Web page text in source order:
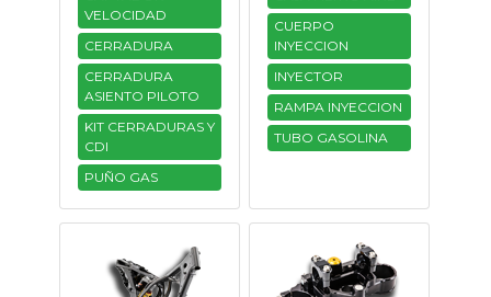
Tasaciones
Formulario
Empresa
Contacto
VELOCIDAD
CERRADURA
CERRADURA
ASIENTO PILOTO
KIT CERRADURAS Y
CDI
PUÑO GAS
CUERPO
INYECCION
INYECTOR
RAMPA INYECCION
TUBO GASOLINA